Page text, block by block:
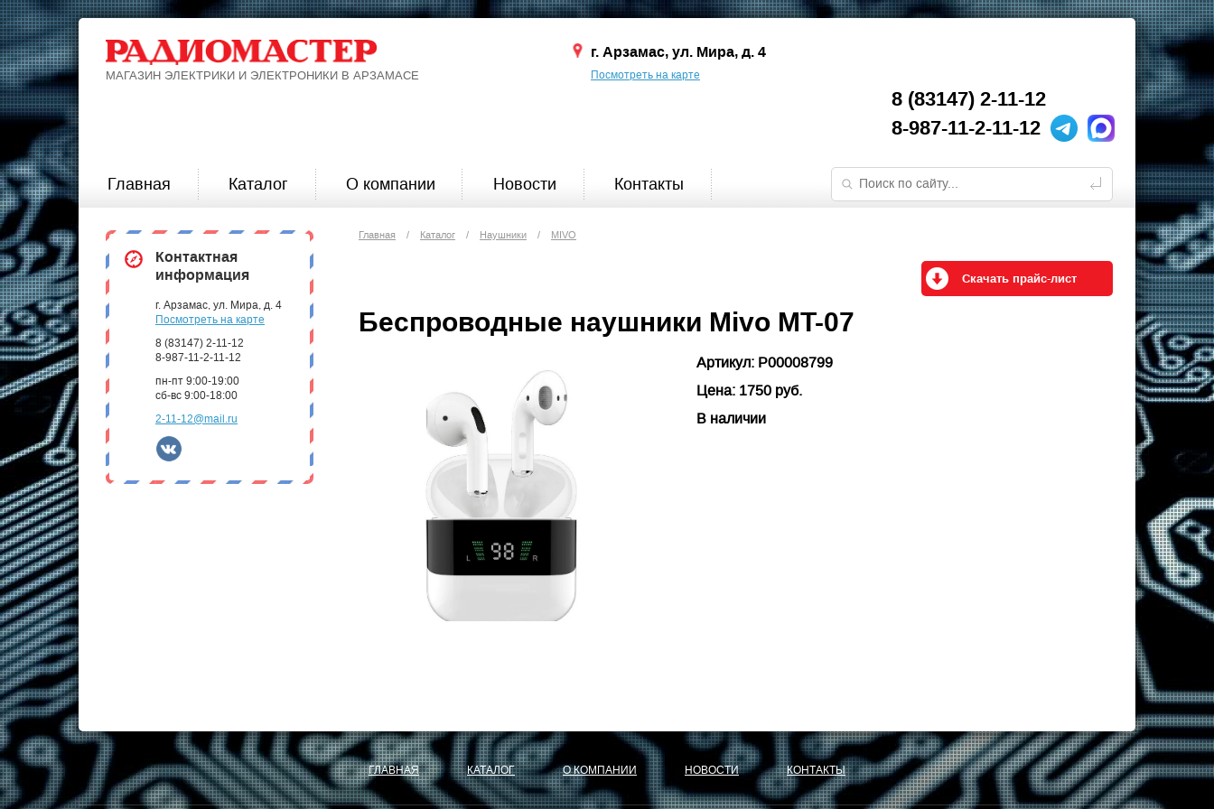
МАГАЗИН ЭЛЕКТРИКИ И ЭЛЕКТРОНИКИ В АРЗАМАСЕ
г. Арзамас, ул. Мира, д. 4
Посмотреть на карте
8 (83147) 2-11-12
8-987-11-2-11-12
Главная Каталог О компании Новости Контакты
Контактная
информация
г. Арзамас, ул. Мира, д. 4
Посмотреть на карте
8 (83147) 2-11-12
8-987-11-2-11-12
пн-пт 9:00-19:00
сб-вс 9:00-18:00
2-11-12@mail.ru
Главная / Каталог / Наушники / MIVO
Скачать прайс-лист
Беспроводные наушники Mivo MT-07
Артикул: P00008799
Цена: 1750 руб.
В наличии
ГЛАВНАЯ КАТАЛОГ О КОМПАНИИ НОВОСТИ КОНТАКТЫ